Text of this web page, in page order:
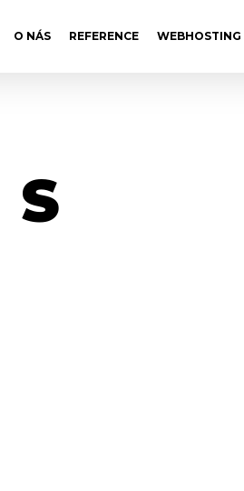
O NÁS REFERENCE WEBHOSTING
S